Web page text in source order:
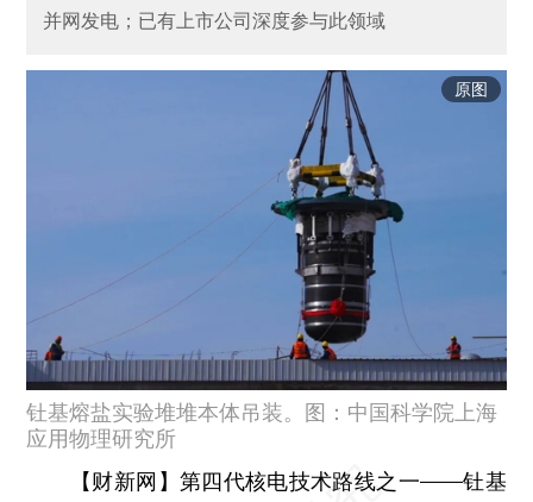
并网发电；已有上市公司深度参与此领域
原图
钍基熔盐实验堆堆本体吊装。图：中国科学院上海
应用物理研究所
【财新网】 第四代核电技术路线之一——钍基